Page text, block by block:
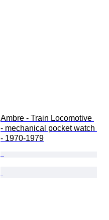
Ambre - Train Locomotive
- mechanical pocket watch
- 1970-1979